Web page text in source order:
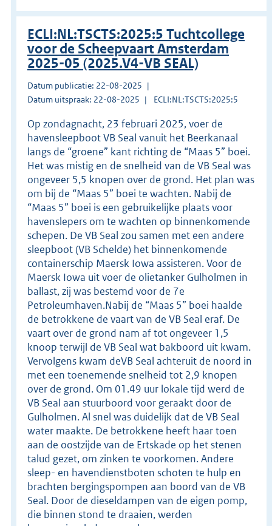
ECLI:NL:TSCTS:2025:5 Tuchtcollege
voor de Scheepvaart Amsterdam
2025-05 (2025.V4-VB SEAL)
Datum publicatie: 22-08-2025
Datum uitspraak: 22-08-2025
ECLI:NL:TSCTS:2025:5
Op zondagnacht, 23 februari 2025, voer de
havensleepboot VB Seal vanuit het Beerkanaal
langs de “groene” kant richting de “Maas 5” boei.
Het was mistig en de snelheid van de VB Seal was
ongeveer 5,5 knopen over de grond. Het plan was
om bij de “Maas 5” boei te wachten. Nabij de
“Maas 5” boei is een gebruikelijke plaats voor
havenslepers om te wachten op binnenkomende
schepen. De VB Seal zou samen met een andere
sleepboot (VB Schelde) het binnenkomende
containerschip Maersk Iowa assisteren. Voor de
Maersk Iowa uit voer de olietanker Gulholmen in
ballast, zij was bestemd voor de 7e
Petroleumhaven.Nabij de “Maas 5” boei haalde
de betrokkene de vaart van de VB Seal eraf. De
vaart over de grond nam af tot ongeveer 1,5
knoop terwijl de VB Seal wat bakboord uit kwam.
Vervolgens kwam deVB Seal achteruit de noord in
met een toenemende snelheid tot 2,9 knopen
over de grond. Om 01.49 uur lokale tijd werd de
VB Seal aan stuurboord voor geraakt door de
Gulholmen. Al snel was duidelijk dat de VB Seal
water maakte. De betrokkene heeft haar toen
aan de oostzijde van de Ertskade op het stenen
talud gezet, om zinken te voorkomen. Andere
sleep- en havendienstboten schoten te hulp en
brachten bergingspompen aan boord van de VB
Seal. Door de dieseldampen van de eigen pomp,
die binnen stond te draaien, werden